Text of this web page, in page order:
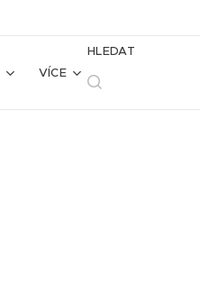
VÍCE
HLEDAT